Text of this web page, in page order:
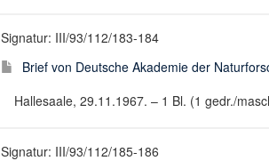
Signatur: III/93/112/183-184
Brief von Deutsche Akademie der
Hallesaale, 29.11.1967. – 1 Bl. (1 gedr./
Signatur: III/93/112/185-186